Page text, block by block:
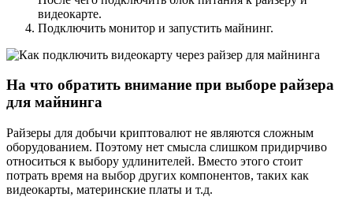
видеокарте.
Подключить монитор и запустить майнинг.
На что обратить внимание при выборе райзера
для майнинга
Райзеры для добычи криптовалют не являются сложным
оборудованием. Поэтому нет смысла слишком придирчиво
относиться к выбору удлинителей. Вместо этого стоит
потрать время на выбор других компонентов, таких как
видеокарты, материнские платы и т.д.